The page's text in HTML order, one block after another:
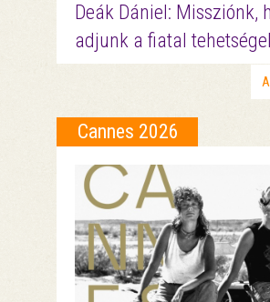
Deák Dániel: Missziónk,
adjunk a fiatal
Cannes 2026